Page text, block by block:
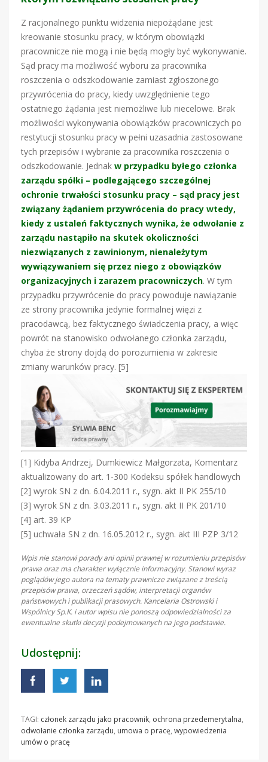
Z racjonalnego punktu widzenia niepożądane jest
kreowanie stosunku pracy, w którym obowiązki
pracownicze nie mogą i nie będą mogły być wykonywanie.
Sąd pracy ma możliwość wyboru za pracownika
roszczenia o odszkodowanie zamiast zgłoszonego
przywrócenia do pracy, kiedy uwzględnienie tego
ostatniego żądania jest niemożliwe lub niecelowe. Brak
możliwości wykonywania obowiązków pracowniczych po
restytucji stosunku pracy w pełni uzasadnia zastosowane
tych przepisów i wybranie za pracownika roszczenia o
odszkodowanie. Jednak w przypadku byłego członka
zarządu spółki – podlegającego szczególnej
ochronie trwałości stosunku pracy – sąd pracy jest
związany żądaniem przywrócenia do pracy wtedy,
kiedy z ustaleń faktycznych wynika, że odwołanie z
zarządu nastąpiło na skutek okoliczności
niezwiązanych z zawinionym, nienależytym
wywiązywaniem się przez niego z obowiązków
organizacyjnych i zarazem pracowniczych. W tym
przypadku przywrócenie do pracy powoduje nawiązanie
ze strony pracownika jedynie formalnej więzi z
pracodawcą, bez faktycznego świadczenia pracy, a więc
powrót na stanowisko odwołanego członka zarządu,
chyba że strony dojdą do porozumienia w zakresie
zmiany warunków pracy. [5]
[1] Kidyba Andrzej, Dumkiewicz Małgorzata, Komentarz
aktualizowany do art. 1-300 Kodeksu spółek handlowych
[2] wyrok SN z dn. 6.04.2011 r., sygn. akt II PK 255/10
[3] wyrok SN z dn. 3.03.2011 r., sygn. akt II PK 201/10
[4] art. 39 KP
[5] uchwała SN z dn. 16.05.2012 r., sygn. akt III PZP 3/12
Wpis nie stanowi porady ani opinii prawnej w rozumieniu przepisów
prawa oraz ma charakter wyłącznie informacyjny. Stanowi wyraz
poglądów jego autora na tematy prawnicze związane z treścią
przepisów prawa, orzeczeń sądów, interpretacji organów
państwowych i publikacji prasowych. Kancelaria Ostrowski i
Wspólnicy Sp.K. i autor wpisu nie ponoszą odpowiedzialności za
ewentualne skutki decyzji podejmowanych na jego podstawie.
Udostępnij:
TAGI: członek zarządu jako pracownik, ochrona przedemerytalna,
odwołanie członka zarządu, umowa o pracę, wypowiedzenia
umów o pracę